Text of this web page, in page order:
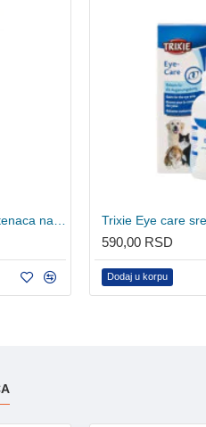
590,00 RSD
Dodaj u korpu